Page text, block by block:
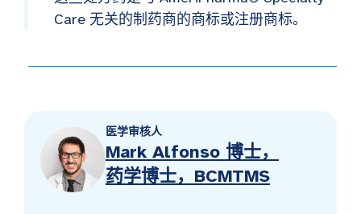
Care 无关的制药商的商标或注册商标。
医学审核人
Mark Alfonso 博士，
药学博士，BCMTMS